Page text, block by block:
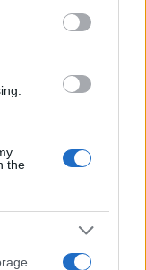
including but
You may click to
party tags to
the